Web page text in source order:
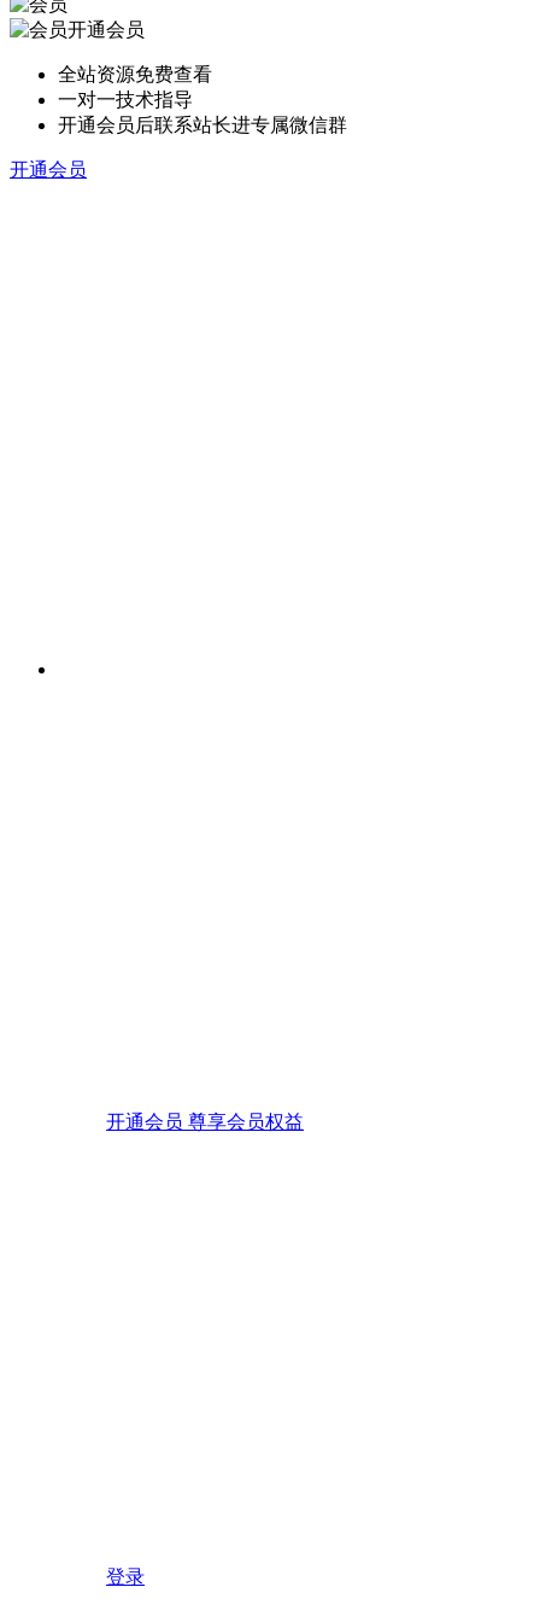
开通会员
全站资源免费查看
一对一技术指导
开通会员后联系站长进专属微信群
开通会员
开通会员 尊享会员权益
登录